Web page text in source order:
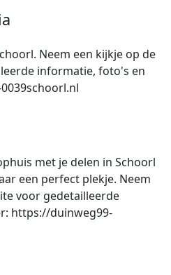
Neem een kijkje op de
informatie, foto's en
met je delen in Schoorl
een perfect plekje. Neem
voor gedetailleerde
https://duinweg99-